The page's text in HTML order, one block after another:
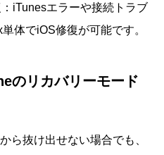
iTunesエラーや接続トラブ
体でiOS修復が可能です。
のリカバリーモード
ら抜け出せない場合でも、